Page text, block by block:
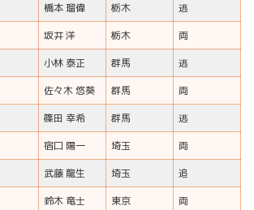
橋本 瑠偉 栃木
逃
坂井 洋 栃木
両
小林 泰正 群馬
逃
佐々木 悠葵 群馬
両
篠田 幸希 群馬
逃
宿口 陽一 埼玉
両
武藤 龍生 埼玉
追
鈴木 竜士 東京
両